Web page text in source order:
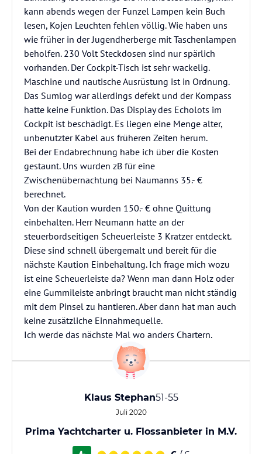
kann abends wegen der Funzel Lampen kein Buch
lesen, Kojen Leuchten fehlen völlig. Wie haben uns
wie früher in der Jugendherberge mit Taschenlampen
beholfen. 230 Volt Steckdosen sind nur spärlich
vorhanden. Der Cockpit-Tisch ist sehr wackelig.
Maschine und nautische Ausrüstung ist in Ordnung.
Das Sumlog war allerdings defekt und der Kompass
hatte keine Funktion. Das Display des Echolots im
Cockpit ist beschädigt. Es liegen eine Menge alter,
unbenutzter Kabel aus früheren Zeiten herum.
Bei der Endabrechnung habe ich über die Kosten
gestaunt. Uns wurden zB für eine
Zwischenübernachtung bei Naumanns 35.- €
berechnet.
Von der Kaution wurden 150.- € ohne Quittung
einbehalten. Herr Neumann hatte an der
steuerbordseitigen Scheuerleiste 3 Kratzer entdeckt.
Diese sind schnell übergemalt und bereit für die
nächste Kaution Einbehaltung. Ich frage mich wozu
ist eine Scheuerleiste da? Wenn man dann Holz oder
eine Gummileiste anbringt braucht man nicht ständig
mit dem Pinsel zu hantieren. Aber dann hat man auch
keine zusätzliche Einnahmequelle.
Ich werde das nächste Mal wo anders Chartern.
Klaus Stephan51-55
Juli 2020
Prima Yachtcharter u. Flossanbieter in M.V.